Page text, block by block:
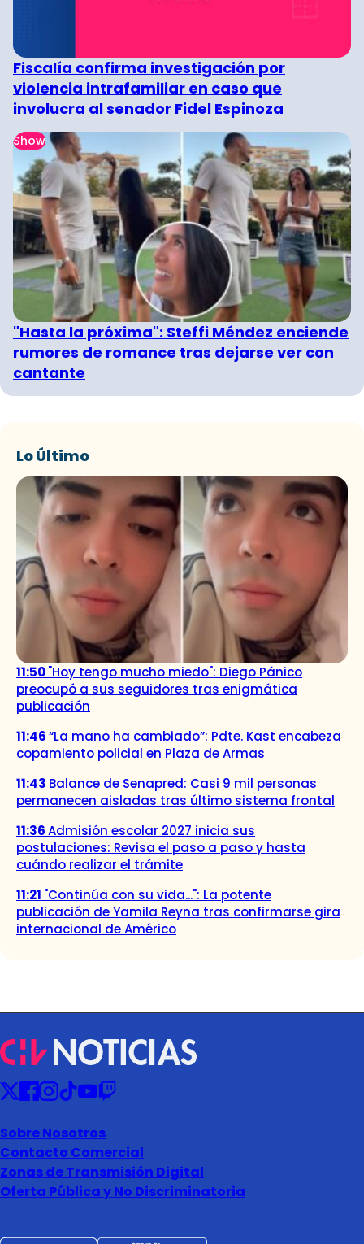
Fiscalía confirma investigación por
violencia intrafamiliar en caso que
involucra al senador Fidel Espinoza
Show
"Hasta la próxima": Steffi Méndez enciende
rumores de romance tras dejarse ver con
cantante
Lo Último
11:50"Hoy tengo mucho miedo": Diego Pánico
preocupó a sus seguidores tras enigmática
publicación
11:46“La mano ha cambiado”: Pdte. Kast encabeza
copamiento policial en Plaza de Armas
11:43 Balance de Senapred: Casi 9 mil personas
permanecen aisladas tras último sistema frontal
11:36Admisión escolar 2027 inicia sus
postulaciones: Revisa el paso a paso y hasta
cuándo realizar el trámite
11:21 "Continúa con su vida...": La potente
publicación de Yamila Reyna tras confirmarse gira
internacional de Américo
Sobre Nosotros
Contacto Comercial
Zonas de Transmisión Digital
Oferta Pública y No Discriminatoria